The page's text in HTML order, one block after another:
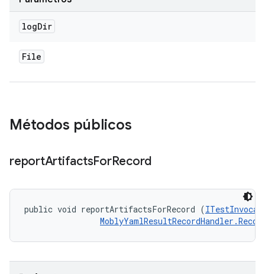
logDir
File
Métodos públicos
reportArtifactsForRecord
public void reportArtifactsForRecord (